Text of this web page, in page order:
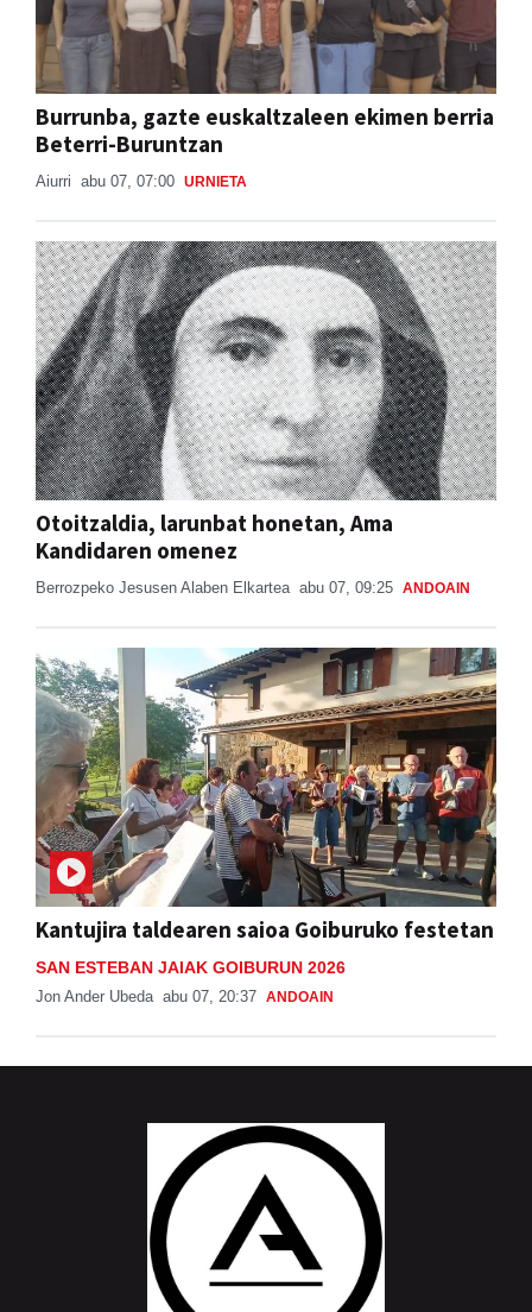
Burrunba, gazte euskaltzaleen ekimen berria
Beterri-Buruntzan
Aiurri abu 07, 07:00 URNIETA
Otoitzaldia, larunbat honetan, Ama
Kandidaren omenez
Berrozpeko Jesusen Alaben Elkartea abu 07, 09:25 ANDOAIN
Kantujira taldearen saioa Goiburuko festetan
SAN ESTEBAN JAIAK GOIBURUN 2026
Jon Ander Ubeda abu 07, 20:37 ANDOAIN